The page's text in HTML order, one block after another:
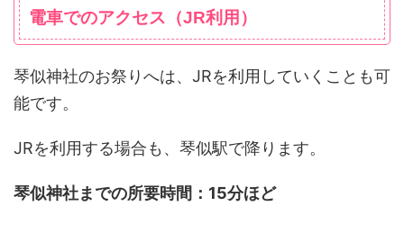
電車でのアクセス（JR利用）
琴似神社のお祭りへは、JRを利用していくことも可
能です。
JRを利用する場合も、琴似駅で降ります。
琴似神社までの所要時間：15分ほど